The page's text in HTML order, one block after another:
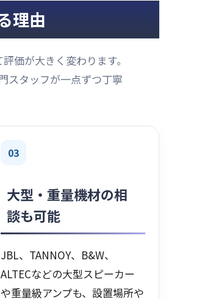
理由
価が大きく変わります。
スタッフが一点ずつ丁寧
03
大型・重量機材の相
談も可能
JBL、TANNOY、B&W、
ALTECなどの大型スピーカー
や重量級アンプも、設置場所や